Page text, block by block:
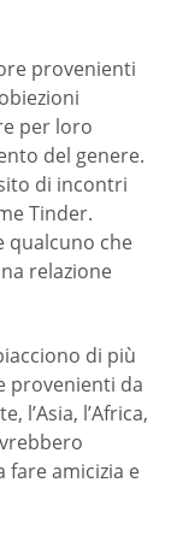
provenienti
per loro
del genere.
di incontri
Tinder.
qualcuno che
relazione
di più
provenienti da
l’Asia, l’Africa,
fare amicizia e